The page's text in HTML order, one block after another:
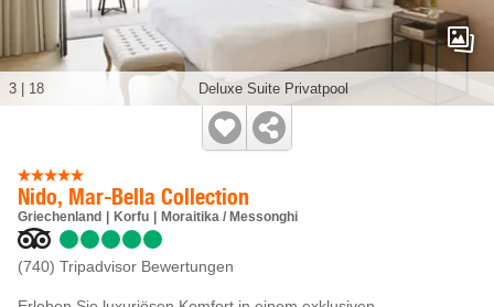
Nido, Mar-Bella Collection
Griechenland Korfu Moraitika / Messonghi
(740) Tripadvisor Bewertungen
Deluxe Suite Privatpool
3 18